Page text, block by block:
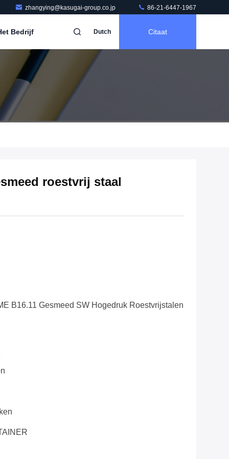
zhangying@kasugai-group.co.jp 86-21-6447-1967
Bedrijf Dutch Citaat
roestvrij staal
B16.11 Gesmeed SW Hogedruk Roestvrijstalen